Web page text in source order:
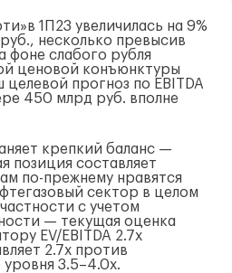
1П23 увеличилась на 9%
несколько превысив
фоне слабого рубля
ценовой конъюнктуры
прогноз по EBITDA
450 млрд руб. вполне
крепкий баланс —
позиция составляет
по-прежнему нравятся
сектор в целом
с учетом
— текущая оценка
EV/EBITDA 2.7x
2.7x против
3.5–4.0x.